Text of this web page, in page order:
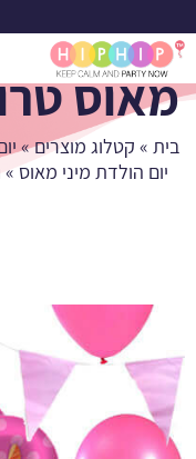
חבילת
מאוס טרופית 8
בית » קטלוג מוצרים»
יום הולדת מיני מאוס »